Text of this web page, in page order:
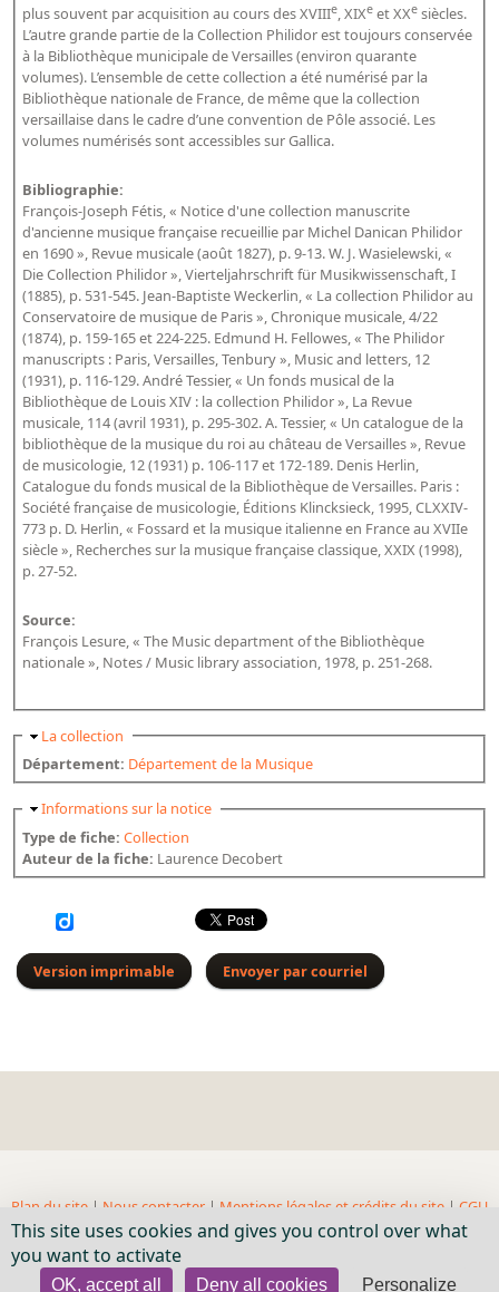
plus souvent par acquisition au cours des XVIIIe, XIXe et XXe siècles.
L’autre grande partie de la Collection Philidor est toujours conservée
à la Bibliothèque municipale de Versailles (environ quarante
volumes). L’ensemble de cette collection a été numérisé par la
Bibliothèque nationale de France, de même que la collection
versaillaise dans le cadre d’une convention de Pôle associé. Les
volumes numérisés sont accessibles sur Gallica.
Bibliographie:
François-Joseph Fétis, « Notice d'une collection manuscrite
d'ancienne musique française recueillie par Michel Danican Philidor
en 1690 », Revue musicale (août 1827), p. 9-13. W. J. Wasielewski, «
Die Collection Philidor », Vierteljahrschrift für Musikwissenschaft, I
(1885), p. 531-545. Jean-Baptiste Weckerlin, « La collection Philidor au
Conservatoire de musique de Paris », Chronique musicale, 4/22
(1874), p. 159-165 et 224-225. Edmund H. Fellowes, « The Philidor
manuscripts : Paris, Versailles, Tenbury », Music and letters, 12
(1931), p. 116-129. André Tessier, « Un fonds musical de la
Bibliothèque de Louis XIV : la collection Philidor », La Revue
musicale, 114 (avril 1931), p. 295-302. A. Tessier, « Un catalogue de la
bibliothèque de la musique du roi au château de Versailles », Revue
de musicologie, 12 (1931) p. 106-117 et 172-189. Denis Herlin,
Catalogue du fonds musical de la Bibliothèque de Versailles. Paris :
Société française de musicologie, Éditions Klincksieck, 1995, CLXXIV-
773 p. D. Herlin, « Fossard et la musique italienne en France au XVIIe
siècle », Recherches sur la musique française classique, XXIX (1998),
p. 27-52.
Source:
François Lesure, « The Music department of the Bibliothèque
nationale », Notes / Music library association, 1978, p. 251-268.
Masquer
La collection
Département: Département de la Musique
Masquer
Informations sur la notice
Type de fiche:Collection
Auteur de la fiche: Laurence Decobert
Version imprimable Envoyer par courriel
Plan du site | Nous contacter | Mentions légales et crédits du site | CGU
| BnF, 2018- ...
This site uses cookies and gives you control over what
you want to activate
OK, accept all Deny all cookies Personalize